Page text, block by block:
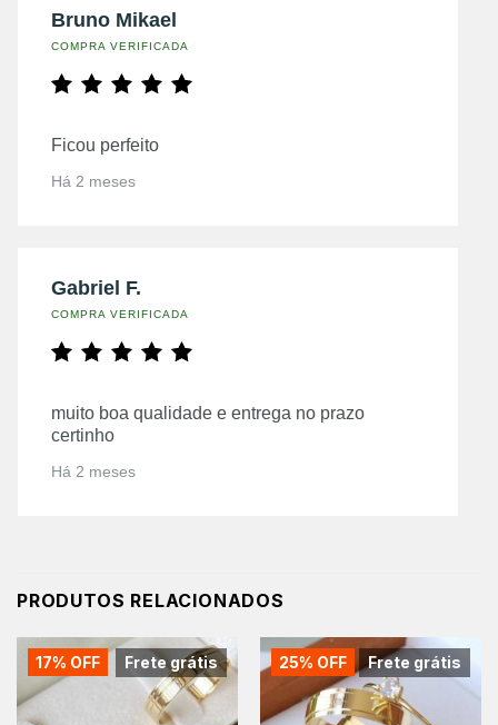
Bruno Mikael
COMPRA VERIFICADA
Ficou perfeito
Há 2 meses
Gabriel F.
COMPRA VERIFICADA
muito boa qualidade e entrega no prazo
certinho
Há 2 meses
PRODUTOS RELACIONADOS
Frete grátis
17% OFF Frete grátis
25% OFF